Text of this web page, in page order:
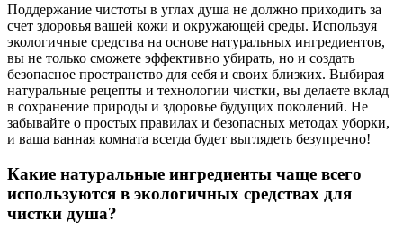
Поддержание чистоты в углах душа не должно приходить за
счет здоровья вашей кожи и окружающей среды. Используя
экологичные средства на основе натуральных ингредиентов,
вы не только сможете эффективно убирать, но и создать
безопасное пространство для себя и своих близких. Выбирая
натуральные рецепты и технологии чистки, вы делаете вклад
в сохранение природы и здоровье будущих поколений. Не
забывайте о простых правилах и безопасных методах уборки,
и ваша ванная комната всегда будет выглядеть безупречно!
Какие натуральные ингредиенты чаще всего
используются в экологичных средствах для
чистки душа?